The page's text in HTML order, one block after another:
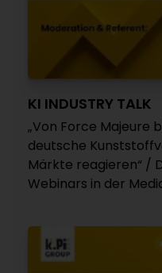
KI INDUSTRY TALK
„Von Force Majeure
deutsche
Märkte reagieren“ /
Webinars in der